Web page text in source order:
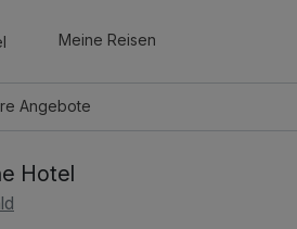
Meine Reisen
Angebote
Hotel